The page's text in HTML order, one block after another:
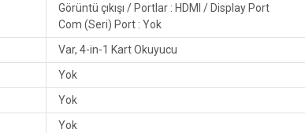
Görüntü çıkışı / Portlar : HDMI / Display Port
Com (Seri) Port : Yok
Var, 4-in-1 Kart Okuyucu
Yok
Yok
Yok